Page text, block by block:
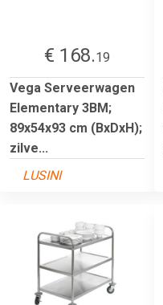
€ 168.19
Vega Serveerwagen
Elementary 3BM;
89x54x93 cm (BxDxH);
zilve...
LUSINI